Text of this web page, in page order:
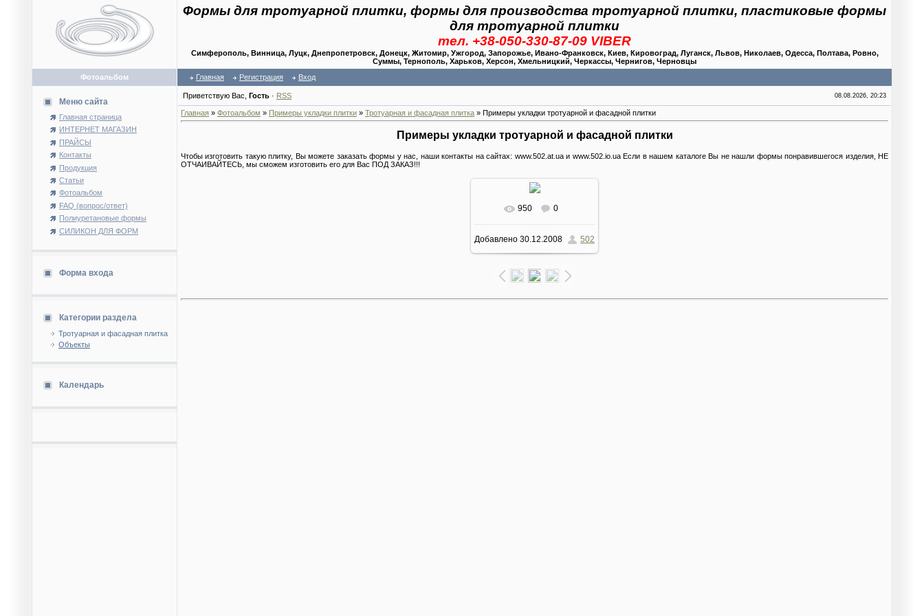
Формы для тротуарной плитки, формы для производства тротуарной плитки, пластиковые формы
для тротуарной плитки
тел. +38-050-330-87-09 VIBER
Симферополь, Винница, Луцк, Днепропетровск, Донецк, Житомир, Ужгород, Запорожье, Ивано-Франковск, Киев, Кировоград, Луганск, Львов, Николаев, Одесса, Полтава, Ровно,
Суммы, Тернополь, Харьков, Херсон, Хмельницкий, Черкассы, Чернигов, Черновцы
Фотоальбом
Главная Регистрация Вход
Меню сайта
Главная страница
ИНТЕРНЕТ МАГАЗИН
ПРАЙСЫ
Контакты
Продукция
Статьи
Фотоальбом
FAQ (вопрос/ответ)
Полиуретановые формы
СИЛИКОН ДЛЯ ФОРМ
Форма входа
Категории раздела
Тротуарная и фасадная плитка
Объекты
Календарь
Приветствую Вас Гость · RSS 08.08.2026, 20:23
Главная » Фотоальбом » Примеры укладки плитки » Тротуарная и фасадная плитка » Примеры укладки тротуарной и фасадной плитки
Примеры укладки тротуарной и фасадной плитки
Чтобы изготовить такую плитку, Вы можете заказать формы у нас, наши контакты на сайтах: www.502.at.ua и www.502.io.ua Если в нашем каталоге Вы не нашли формы понравившегося изделия, НЕ
ОТЧАИВАЙТЕСЬ, мы сможем изготовить его для Вас ПОД ЗАКАЗ!!!
В реальном размере
600x400/ 72.0Kb
950 0
Добавлено 30.12.2008 502